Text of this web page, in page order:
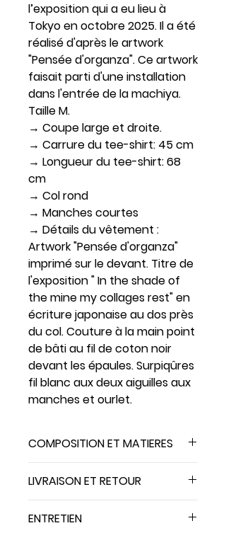
l’exposition qui a eu lieu à
Tokyo en octobre 2025. Il a été
réalisé d'après le artwork
"Pensée d'organza". Ce artwork
faisait parti d'une installation
dans l'entrée de la machiya.
Taille M.
→ Coupe large et droite.
→ Carrure du tee-shirt: 45 cm
→ Longueur du tee-shirt: 68
cm
→ Col rond
→ Manches courtes
→ Détails du vêtement :
Artwork "Pensée d'organza"
imprimé sur le devant. Titre de
l'exposition " In the shade of
the mine my collages rest" en
écriture japonaise au dos près
du col. Couture à la main point
de bâti au fil de coton noir
devant les épaules. Surpiqûres
fil blanc aux deux aiguilles aux
manches et ourlet.
COMPOSITION ET MATIERES
peigné. 180 g.
Impression avec des encres à base
d'eau.
LIVRAISON ET RETOUR
offert pour les commandes pour la
ENTRETIEN